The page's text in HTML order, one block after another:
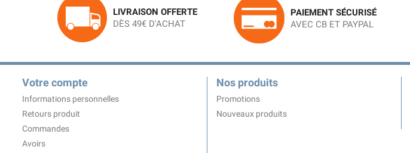
LIVRAISON OFFERTE
DÈS 49€ D'ACHAT
PAIEMENT SÉCURISÉ
AVEC CB ET PAYPAL
Votre compte
Informations personnelles
Retours produit
Commandes
Avoirs
Nos produits
Promotions
Nouveaux produits